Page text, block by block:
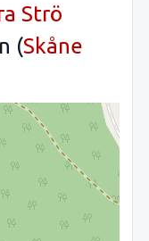
Strö
(Skåne